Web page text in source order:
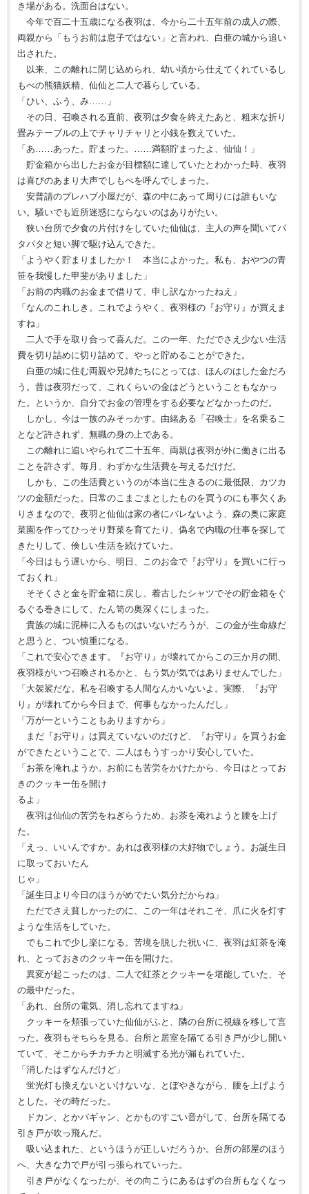
き場がある。洗面台はない。
今年で百二十五歳になる夜羽は、今から二十五年前の成人の際、
両親から「もうお前は息子ではない」と言われ、白亜の城から追い
出された。
以来、この離れに閉じ込められ、幼い頃から仕えてくれているし
もべの熊猫妖精、仙仙と二人で暮らしている。
「ひい、ふう、み……」
その日、召喚される直前、夜羽は夕食を終えたあと、粗末な折り
畳みテーブルの上でチャリチャリと小銭を数えていた。
「あ……あった。貯まった。……満額貯まったよ、仙仙！」
貯金箱から出したお金が目標額に達していたとわかった時、夜羽
は喜びのあまり大声でしもべを呼んでしまった。
安普請のプレハブ小屋だが、森の中にあって周りには誰もいな
い。騒いでも近所迷惑にならないのはありがたい。
狭い台所で夕食の片付けをしていた仙仙は、主人の声を聞いてパ
タパタと短い脚で駆け込んできた。
「ようやく貯まりましたか！ 本当によかった。私も、おやつの青
笹を我慢した甲斐がありました」
「お前の内職のお金まで借りて、申し訳なかったねえ」
「なんのこれしき。これでようやく、夜羽様の『お守り』が買えま
すね」
二人で手を取り合って喜んだ。この一年、ただでさえ少ない生活
費を切り詰めに切り詰めて、やっと貯めることができた。
白亜の城に住む両親や兄姉たちにとっては、ほんのはした金だろ
う。昔は夜羽だって、これくらいの金はどうということもなかっ
た。というか、自分でお金の管理をする必要などなかったのだ。
しかし、今は一族のみそっかす。由緒ある「召喚士」を名乗るこ
となど許されず、無職の身の上である。
この離れに追いやられて二十五年、両親は夜羽が外に働きに出る
ことを許さず、毎月、わずかな生活費を与えるだけだ。
しかも、この生活費というのが本当に生きるのに最低限、カツカ
ツの金額だった。日常のこまごまとしたものを買うのにも事欠くあ
りさまなので、夜羽と仙仙は家の者にバレないよう、森の奥に家庭
菜園を作ってひっそり野菜を育てたり、偽名で内職の仕事を探して
きたりして、倹しい生活を続けていた。
「今日はもう遅いから、明日、このお金で『お守り』を買いに行っ
ておくれ」
そそくさと金を貯金箱に戻し、着古したシャツでその貯金箱をぐ
るぐる巻きにして、たん笥の奥深くにしまった。
貴族の城に泥棒に入るものはいないだろうが、この金が生命線だ
と思うと、つい慎重になる。
「これで安心できます。『お守り』が壊れてからこの三か月の間、
夜羽様がいつ召喚されるかと、もう気が気ではありませんでした」
「大袈裟だな。私を召喚する人間なんかいないよ。実際、『お守
り』が壊れてから今日まで、何事もなかったんだし」
「万が一ということもありますから」
まだ『お守り』は買えていないのだけど、『お守り』を買うお金
ができたということで、二人はもうすっかり安心していた。
「お茶を淹れようか。お前にも苦労をかけたから、今日はとってお
きのクッキー缶を開け
るよ」
夜羽は仙仙の苦労をねぎらうため、お茶を淹れようと腰を上げ
た。
「えっ、いいんですか。あれは夜羽様の大好物でしょう。お誕生日
に取っておいたん
じゃ」
「誕生日より今日のほうがめでたい気分だからね」
ただでさえ貧しかったのに、この一年はそれこそ、爪に火を灯す
ような生活をしていた。
でもこれで少し楽になる。苦境を脱した祝いに、夜羽は紅茶を淹
れ、とっておきのクッキー缶を開けた。
異変が起こったのは、二人で紅茶とクッキーを堪能していた、そ
の最中だった。
「あれ、台所の電気、消し忘れてますね」
クッキーを頬張っていた仙仙がふと、隣の台所に視線を移して言
った。夜羽もそちらを見る。台所と居室を隔てる引き戸が少し開い
ていて、そこからチカチカと明滅する光が漏もれていた。
「消したはずなんだけど」
蛍光灯も換えないといけないな、とぼやきながら、腰を上げよう
とした。その時だった。
ドカン、とかバギャン、とかものすごい音がして、台所を隔てる
引き戸が吹っ飛んだ。
吸い込まれた、というほうが正しいだろうか。台所の部屋のほう
へ、大きな力で戸が引っ張られていった。
引き戸がなくなったが、その向こうにあるはずの台所もなくなっ